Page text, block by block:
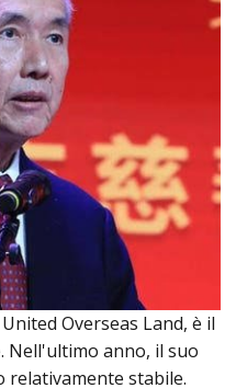
Overseas Land, è il
Nell'ultimo anno, il suo
stabile.